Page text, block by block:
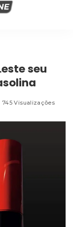
seu
745 Visualizações